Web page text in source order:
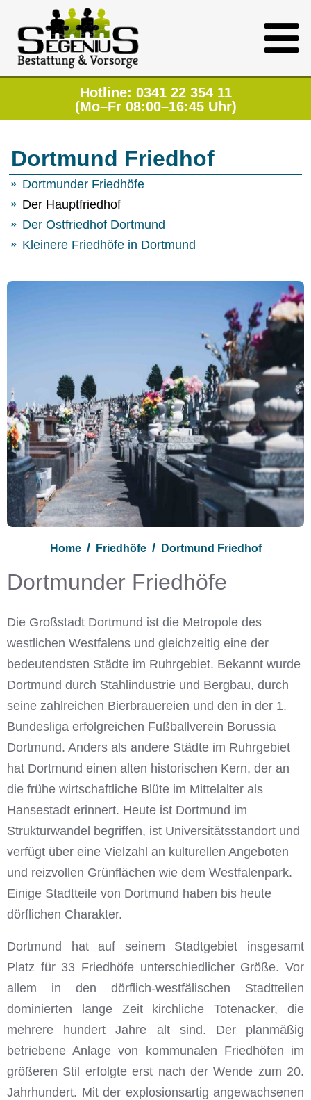
Hotline: 0341 22 354 11
(Mo–Fr 08:00–16:45 Uhr)
Dortmund Friedhof
Dortmunder Friedhöfe
Der Hauptfriedhof
Der Ostfriedhof Dortmund
Kleinere Friedhöfe in Dortmund
Home Friedhöfe Dortmund Friedhof
Dortmunder Friedhöfe
Die Großstadt Dortmund ist die Metropole des
westlichen Westfalens und gleichzeitig eine der
bedeutendsten Städte im Ruhrgebiet. Bekannt wurde
Dortmund durch Stahlindustrie und Bergbau, durch
seine zahlreichen Bierbrauereien und den in der 1.
Bundesliga erfolgreichen Fußballverein Borussia
Dortmund. Anders als andere Städte im Ruhrgebiet
hat Dortmund einen alten historischen Kern, der an
die frühe wirtschaftliche Blüte im Mittelalter als
Hansestadt erinnert. Heute ist Dortmund im
Strukturwandel begriffen, ist Universitätsstandort und
verfügt über eine Vielzahl an kulturellen Angeboten
und reizvollen Grünflächen wie dem Westfalenpark.
Einige Stadtteile von Dortmund haben bis heute
dörflichen Charakter.
Dortmund hat auf seinem Stadtgebiet insgesamt
Platz für 33 Friedhöfe unterschiedlicher Größe. Vor
allem in den dörflich-westfälischen Stadtteilen
dominierten lange Zeit kirchliche Totenacker, die
mehrere hundert Jahre alt sind. Der planmäßig
betriebene Anlage von kommunalen Friedhöfen im
größeren Stil erfolgte erst nach der Wende zum 20.
Jahrhundert. Mit der explosionsartig angewachsenen